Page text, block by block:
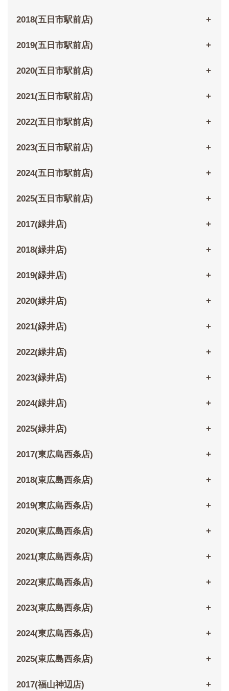
2018(五日市駅前店)
2019(五日市駅前店)
2020(五日市駅前店)
2021(五日市駅前店)
2022(五日市駅前店)
2023(五日市駅前店)
2024(五日市駅前店)
2025(五日市駅前店)
2017(緑井店)
2018(緑井店)
2019(緑井店)
2020(緑井店)
2021(緑井店)
2022(緑井店)
2023(緑井店)
2024(緑井店)
2025(緑井店)
2017(東広島西条店)
2018(東広島西条店)
2019(東広島西条店)
2020(東広島西条店)
2021(東広島西条店)
2022(東広島西条店)
2023(東広島西条店)
2024(東広島西条店)
2025(東広島西条店)
2017(福山神辺店)